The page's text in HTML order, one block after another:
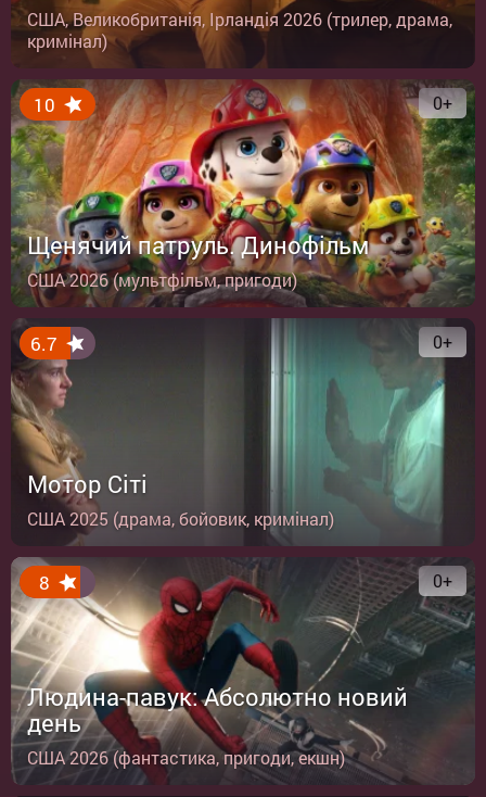
США, Великобританія, Ірландія 2026 (трилер, драма,
кримінал)
10
Щенячий патруль. Динофільм
США 2026 (мультфільм, пригоди)
0+
6.7
Мотор Сіті
США 2025 (драма, бойовик, кримінал)
0+
8
Людина-павук: Абсолютно новий
день
США 2026 (фантастика, пригоди, екшн)
0+